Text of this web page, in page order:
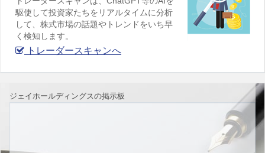
駆使して投資家たちをリアルタイムに分析
して、株式市場の話題やトレンドをいち早
く検知します。
トレーダースキャンへ
ジェイホールディングスの掲示板